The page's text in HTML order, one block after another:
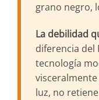
grano negro,
La debilidad
diferencia del
tecnología
luz, no